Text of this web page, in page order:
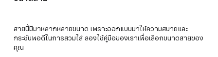
สายนี้มีมาหลากหลายขนาด เพราะออกแบบมาให้ความสบายและ
กระชับพอดีในการสวมใส่ ลองใช้คู่มือของเราเพื่อเลือกขนาดสายของ
คุณ